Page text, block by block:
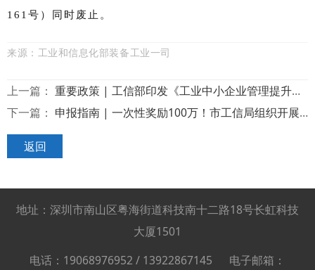
161号）同时废止。
来源：工业和信息化部装备工业一司
上一篇： 重要政策 | 工信部印发《工业中小企业管理提升指南（试行）》促进中小企业高质量发展
下一篇： 申报指南 | 一次性奖励100万！市工信局组织开展第二批深圳市制造业单项冠军企业遴选工作
返回
地址：深圳市南山区粤海街道科技南十二路18号长虹科技
大厦1501
电话：19068976952 / 13922867145 电子邮箱：